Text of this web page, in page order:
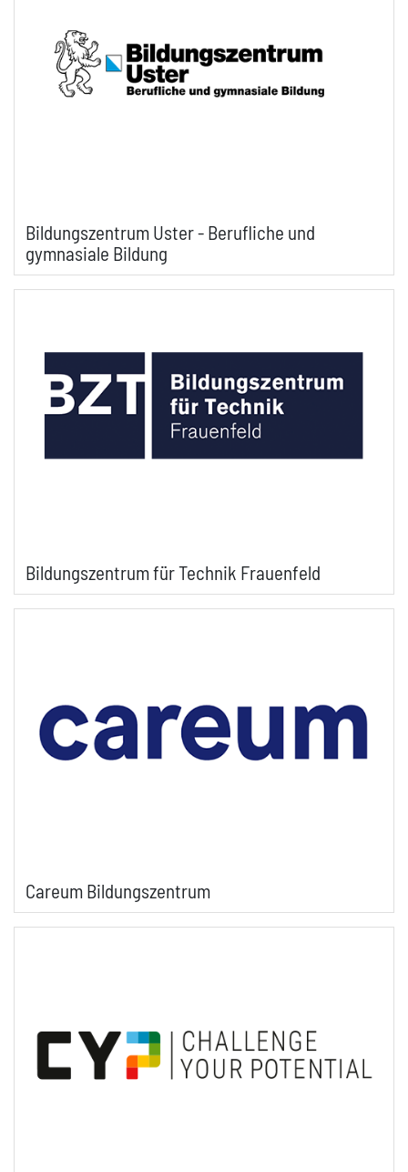
Bildungszentrum Uster - Berufliche und
gymnasiale Bildung
Bildungszentrum für Technik Frauenfeld
Careum Bildungszentrum